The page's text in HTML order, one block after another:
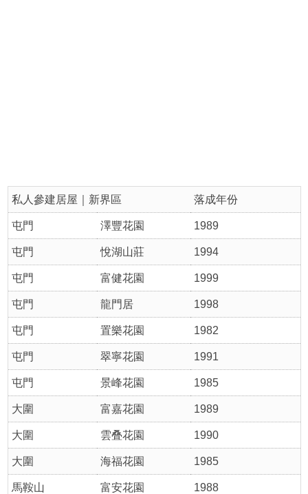
私人參建居屋｜新界區 落成年份
屯門 澤豐花園 1989
屯門 悅湖山莊 1994
屯門 富健花園 1999
屯門 龍門居 1998
屯門 置樂花園 1982
屯門 翠寧花園 1991
屯門 景峰花園 1985
大圍 富嘉花園 1989
大圍 雲叠花園 1990
大圍 海福花園 1985
馬鞍山 富安花園 1988